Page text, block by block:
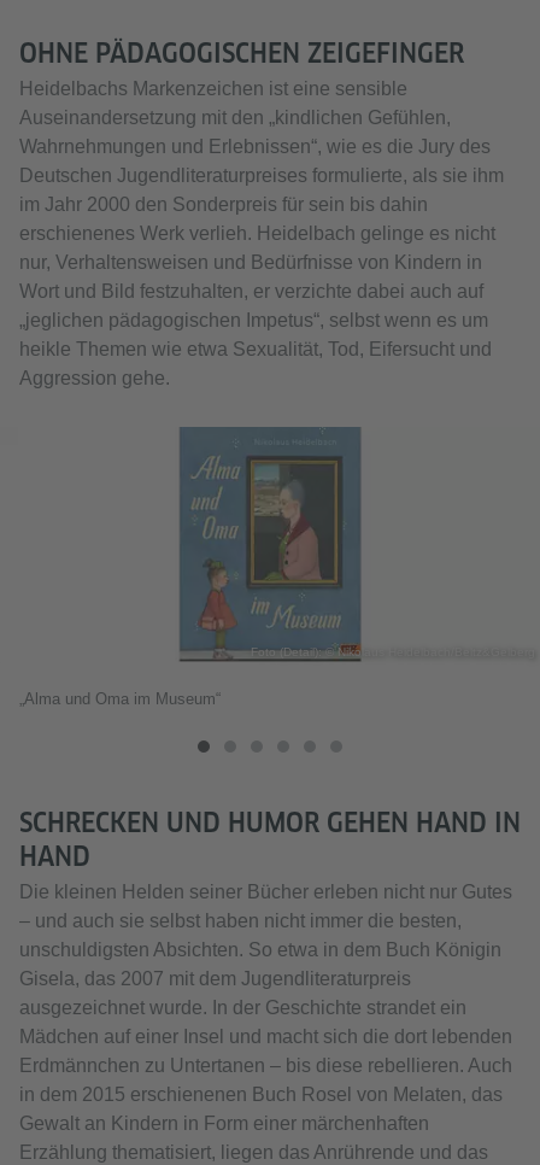
OHNE PÄDAGOGISCHEN ZEIGEFINGER
Heidelbachs Markenzeichen ist eine sensible
Auseinandersetzung mit den „kindlichen Gefühlen,
Wahrnehmungen und Erlebnissen“, wie es die Jury des
Deutschen Jugendliteraturpreises formulierte, als sie ihm
im Jahr 2000 den Sonderpreis für sein bis dahin
erschienenes Werk verlieh. Heidelbach gelinge es nicht
nur, Verhaltensweisen und Bedürfnisse von Kindern in
Wort und Bild festzuhalten, er verzichte dabei auch auf
„jeglichen pädagogischen Impetus“, selbst wenn es um
heikle Themen wie etwa Sexualität, Tod, Eifersucht und
Aggression gehe.
Foto (Detail): © Nikolaus Heidelbach/Beltz&Gelberg
„Alma und Oma im Museum“
SCHRECKEN UND HUMOR GEHEN HAND IN
HAND
Die kleinen Helden seiner Bücher erleben nicht nur Gutes
– und auch sie selbst haben nicht immer die besten,
unschuldigsten Absichten. So etwa in dem Buch Königin
Gisela, das 2007 mit dem Jugendliteraturpreis
ausgezeichnet wurde. In der Geschichte strandet ein
Mädchen auf einer Insel und macht sich die dort lebenden
Erdmännchen zu Untertanen – bis diese rebellieren. Auch
in dem 2015 erschienenen Buch Rosel von Melaten, das
Gewalt an Kindern in Form einer märchenhaften
Erzählung thematisiert, liegen das Anrührende und das